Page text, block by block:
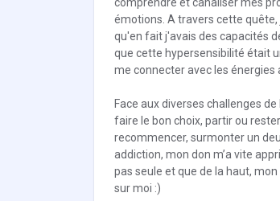
émotions. A travers cette quête,
qu'en fait j'avais des capacités
que cette hypersensibilité était
me connecter avec les énergies
Face aux diverses challenges de
faire le bon choix, partir ou
recommencer, surmonter un
addiction, mon don m’a vite
pas seule et que de la haut,
sur moi :)